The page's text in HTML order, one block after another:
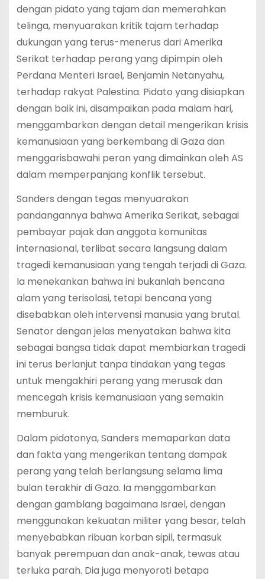
dengan pidato yang tajam dan memerahkan
telinga, menyuarakan kritik tajam terhadap
dukungan yang terus-menerus dari Amerika
Serikat terhadap perang yang dipimpin oleh
Perdana Menteri Israel, Benjamin Netanyahu,
terhadap rakyat Palestina. Pidato yang disiapkan
dengan baik ini, disampaikan pada malam hari,
menggambarkan dengan detail mengerikan krisis
kemanusiaan yang berkembang di Gaza dan
menggarisbawahi peran yang dimainkan oleh AS
dalam memperpanjang konflik tersebut.
Sanders dengan tegas menyuarakan
pandangannya bahwa Amerika Serikat, sebagai
pembayar pajak dan anggota komunitas
internasional, terlibat secara langsung dalam
tragedi kemanusiaan yang tengah terjadi di Gaza.
Ia menekankan bahwa ini bukanlah bencana
alam yang terisolasi, tetapi bencana yang
disebabkan oleh intervensi manusia yang brutal.
Senator dengan jelas menyatakan bahwa kita
sebagai bangsa tidak dapat membiarkan tragedi
ini terus berlanjut tanpa tindakan yang tegas
untuk mengakhiri perang yang merusak dan
mencegah krisis kemanusiaan yang semakin
memburuk.
Dalam pidatonya, Sanders memaparkan data
dan fakta yang mengerikan tentang dampak
perang yang telah berlangsung selama lima
bulan terakhir di Gaza. Ia menggambarkan
dengan gamblang bagaimana Israel, dengan
menggunakan kekuatan militer yang besar, telah
menyebabkan ribuan korban sipil, termasuk
banyak perempuan dan anak-anak, tewas atau
terluka parah. Dia juga menyoroti betapa